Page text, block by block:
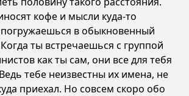
кофе и мысли куда-то
в обыкновенный
ты встречаешься с группой
как ты сам, они все для тебя
тебе неизвестны их имена, не
приехал. Но совсем скоро обо